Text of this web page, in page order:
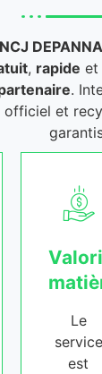
NCJ
, rapide et
.
et
Le
service
est